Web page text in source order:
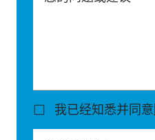
我已经知悉并同意